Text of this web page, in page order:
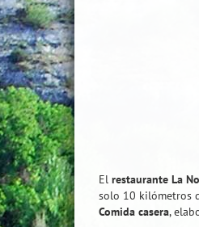
El restaurante La
solo 10 kilómetros
Comida casera,